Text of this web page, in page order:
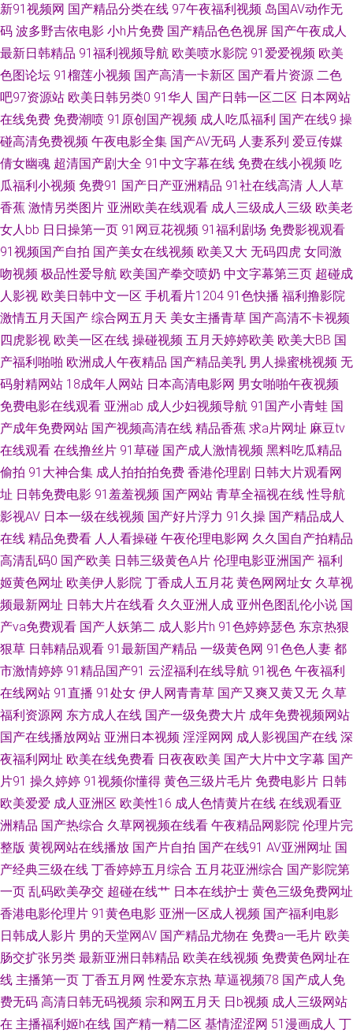
91豆花直播漏点 国产精品人久久精品 影视先锋高加勒比av 成人黄色91久久
丝足 后入丰满 激情丁香社区 91老湿机免费体验视频 欧美亚洲天堂网 91视频
在线播放网站高清 黄色视屏av 91青娱乐在线国产 AV日韩黄色网址 五月婷婷
色网 福利人妻导航 五月激情久久破 户外日韩久 亚洲日韩蜜桃 东方AV在线播
放 亚洲肏屄视频在线 白丝中出在线观看 91成人影 内射白丝 91九色蝌蚪视频
网站 精品在线性 91日本在线视频 欧美AA 91韩国菜不能 韩国a√中文 在线爱
AV福利 日本不卡久久精品 超碰成人91AV在线 深喉九区 91制作视频在线 日
韩午夜成人精品 91丝袜视频国产 免费的伪娘看片网址 91精品网址 亚洲成人
人 午夜最新网址你懂得 国产精品男女 一本道啪啪啪资源 亚洲蜜桃在线不卡
黄网9 91国在线视频 男女上床视频免费看 91清清视频 久久精品偷拍视频 91
成人在线视频 国内精品久久懂色 99国内精品 亚洲操三级 国产精品伦子伦 亚
洲国产综合一区 人人干人 韩日操B 91Ncom影院 国产午夜在线 91人妻资源
网站网址 大香蕉亚洲 午夜精品久久精品 操黑丝AV 涩色天堂久久 美女视频91
俺去也最新 亚洲色情影视在线观看 九草热最新视频 69福利社不卡 黑丝资源
站 91av网址在线 国产偷在线 91N爱爱视频网 青青草超踫 国产第33也 影音
先锋热色 日韩不卡五区 97人人香蕉 中日韩成人在线不卡 韩日精品在线 韩国
操B影院 99prom在线视频 91传媒在线免费 日韩潮喷 国产日韩欧美另类中文
91p在线论坛 韩日T_T乱轮 综合色网青青草 欧美视频H版 91制片厂毛片大全
集 深夜福利视频 五月亭亭丁香 久久草午夜福利视频 91看篇免费 日本小网站
一区二E 97资源在线人人 性色成人区人妻精品 国产传媒不卡 影音先锋亚洲f
91宅女天堂 内射黑丝女神 91精品视频网 精品福利AV 99九九久久 51福利视
频导航 欧美丝袜脚交 91情侣在线视频 性女精品 色男人天堂aaa 东京热一本
道免费网站 91大神视频污 三级黄免费观看 黄网站ww 91伦理 桃色午夜天 欧
新91视频网 国产精品分类在线 97午夜福利视频 岛国AV动作无
码 波多野吉依电影 小h片免费 国产精品色色视屏 国产午夜成人
最新日韩精品 91福利视频导航 欧美喷水影院 91爱爱视频 欧美
色图论坛 91榴莲小视频 国产高清一卡新区 国产看片资源 二色
吧97资源站 欧美日韩另类0 91华人 国产日韩一区二区 日本网站
在线免费 免费潮喷 91原创国产视频 成人吃瓜福利 国产在线9 操
碰高清免费视频 午夜电影全集 国产AV无码 人妻系列 爱豆传媒
倩女幽魂 超清国产剧大全 91中文字幕在线 免费在线小视频 吃
瓜福利小视频 免费91 国产日产亚洲精品 91社在线高清 人人草
香蕉 激情另类图片 亚洲欧美在线观看 成人三级成人三级 欧美老
女人bb 日日操第一页 91网豆花视频 91福利剧场 免费影视观看
91视频国产自拍 国产美女在线视频 欧美又大 无码四虎 女同激
吻视频 极品性爱导航 欧美国产拳交喷奶 中文字幕第三页 超碰成
人影视 欧美日韩中文一区 手机看片1204 91色快播 福利撸影院
激情五月天国产 综合网五月天 美女主播青草 国产高清不卡视频
四虎影视 欧美一区在线 操碰视频 五月天婷婷欧美 欧美大BB 国
产福利啪啪 欧洲成人午夜精品 国产精品美乳 男人操蜜桃视频 无
码射精网站 18成年人网站 日本高清电影网 男女啪啪午夜视频
免费电影在线观看 亚洲ab 成人少妇视频导航 91国产小青蛙 国
产成年免费网站 国产视频高清在线 精品香蕉 求a片网址 麻豆tv
在线观看 在线撸丝片 91草碰 国产成人激情视频 黑料吃瓜精品
偷拍 91大神合集 成人拍拍拍免费 香港伦理剧 日韩大片观看网
址 日韩免费电影 91羞羞视频 国产网站 青草全福视在线 性导航
影视AV 日本一级在线视频 国产好片浮力 91久操 国产精品成人
在线 精品免费看 人人看操碰 午夜伦理电影网 久久国自产拍精品
高清乱码0 国产欧美 日韩三级黄色A片 伦理电影亚洲国产 福利
姬黄色网址 欧美伊人影院 丁香成人五月花 黄色网网址女 久草视
频最新网址 日韩大片在线看 久久亚洲人成 亚州色图乱伦小说 国
产va免费观看 国产人妖第二 成人影片h 91色婷婷瑟色 东京热狠
狠草 日韩精品观看 91最新国产精品 一级黄色网 91色色人妻 都
市激情婷婷 91精品国产91 云涩福利在线导航 91视色 午夜福利
在线网站 91直播 91处女 伊人网青青草 国产又爽又黄又无 久草
福利资源网 东方成人在线 国产一级免费大片 成年免费视频网站
国产在线播放网站 亚洲日本视频 淫淫网网 成人影视国产在线 深
夜福利网址 欧美在线免费看 日夜夜欧美 国产大片中文字幕 国产
片91 操久婷婷 91视频你懂得 黄色三级片毛片 免费电影片 日韩
欧美爱爱 成人亚洲区 欧美性16 成人色情黄片在线 在线观看亚
洲精品 国产热综合 久草网视频在线看 午夜精品网影院 伦理片完
整版 黄视网站在线播放 国产片自拍 国产在线91 AV亚洲网址 国
产经典三级在线 丁香婷婷五月综合 五月花亚洲综合 国产影院第
一页 乱码欧美孕交 超碰在线艹 日本在线护士 黄色三级免费网址
香港电影伦理片 91黄色电影 亚洲一区成人视频 国产福利电影
日韩成人影片 男的天堂网AV 国产精品尤物在 免费a一毛片 欧美
肠交扩张另类 最新亚洲日韩精品 欧美在线视频 免费黄色网址在
线 主播第一页 丁香五月网 性爱东京热 草逼视频78 国产成人免
费无码 高清日韩无码视频 宗和网五月天 日b视频 成人三级网站
在 主播福利姬h在线 国产精一精二区 基情涩涩网 51漫画成人 丁